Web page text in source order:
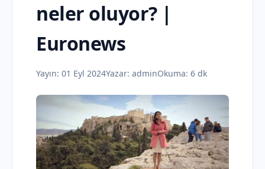
neler oluyor? |
Euronews
Yayın: 01 Eyl 2024Yazar: adminOkuma: 6 dk